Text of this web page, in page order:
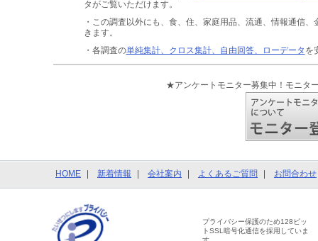
タがご覧いただけます。
・この調査以外にも、食、住、家庭用品、流通、情報通信、
きます。
・各調査の単純集計、クロス集計、自由回答、ローデータ を
★アンケートモニター募集中！モニタ
HOME 新着情報 会社案内 よくあるご質問 お問合わせ
プライバシー保護のため128ビッ
トSSL暗号化通信を採用していま